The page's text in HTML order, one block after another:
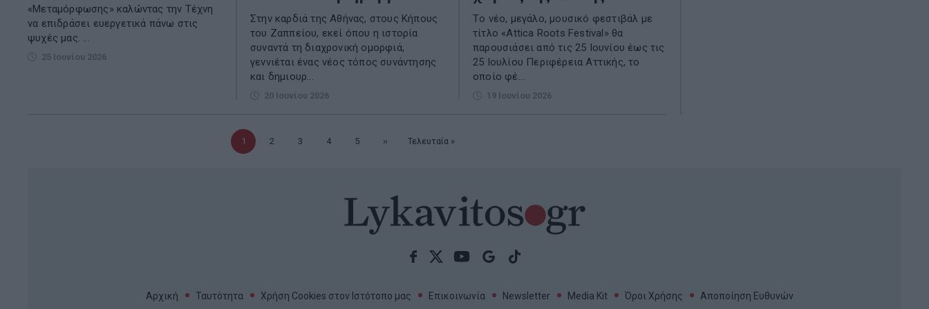
«Μεταμόρφωσης» καλώντας την Τέχνη
να επιδράσει ευεργετικά πάνω στις
ψυχές μας. ...
25 Ιουνίου 2026
Στην καρδιά της Αθήνας, στους Κήπους
του Ζαππείου, εκεί όπου η ιστορία
συναντά τη διαχρονική ομορφιά,
γεννιέται ένας νέος τόπος συνάντησης
και δημιουρ...
20 Ιουνίου 2026
Tο νέο, μεγάλο, μουσικό φεστιβάλ με
τίτλο «Attica Roots Festival» θα
παρουσιάσει από τις 25 Ιουνίου έως τις
25 Ιουλίου Περιφέρεια Αττικής, το
οποίο φέ...
19 Ιουνίου 2026
Τρέχουσα
1 Σελίδα
2 Σελίδα
3 Σελίδα
4 Σελίδα
5 Επόμενη
›› Τελευταία
Τελευταία »
Αρχική Ταυτότητα Χρήση Cookies στον Ιστότοπο μας Επικοινωνία Newsletter Media Kit Όροι Χρήσης Αποποίηση Ευθυνών